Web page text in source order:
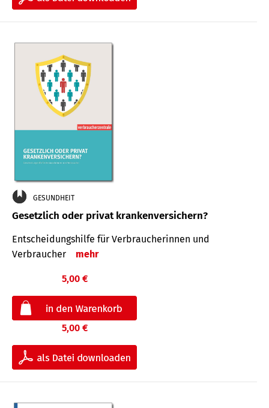
GESUNDHEIT
Gesetzlich oder privat krankenversichern?
Entscheidungshilfe für Verbraucherinnen und
Verbraucher
mehr
5,00 €
5,00 €